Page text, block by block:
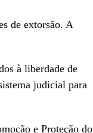
de extorsão. A
à liberdade de
judicial para
e Proteção do